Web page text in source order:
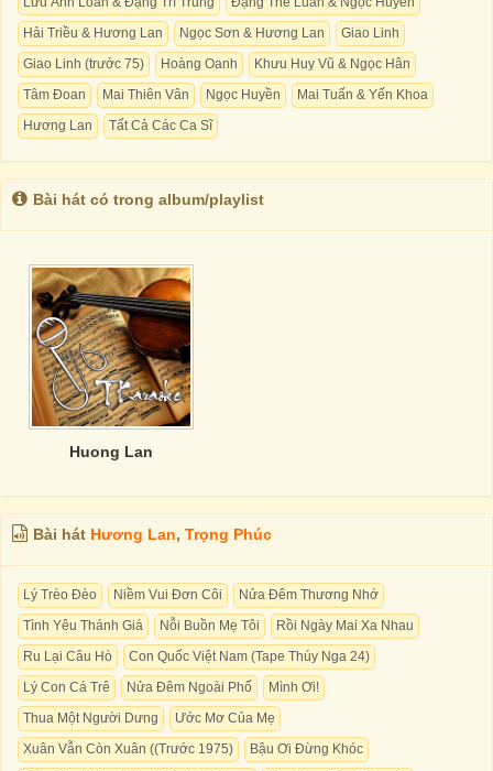
Hải Triều & Hương Lan
Ngọc Sơn & Hương Lan
Giao Linh
Giao Linh (trước 75)
Hoàng Oanh
Khưu Huy Vũ & Ngọc Hân
Tâm Đoan
Mai Thiên Vân Ngọc Huyền
Mai Tuấn & Yến Khoa
Hương Lan
Tất Cả Các Ca Sĩ
Bài hát có trong album/playlist
Huong Lan
Bài hát Hương Lan, Trọng Phúc
Lý Trèo Đèo Niềm Vui Đơn Côi
Nửa Đêm Thương Nhớ
Tình Yêu Thánh Giá
Nỗi Buồn Mẹ Tôi
Rồi Ngày Mai Xa Nhau
Ru Lại Câu Hò
Con Quốc Việt Nam (Tape Thúy Nga 24)
Lý Con Cá Trê
Nửa Đêm Ngoài Phố
Mình Ơi!
Thua Một Người Dưng
Ước Mơ Của Mẹ
Xuân Vẫn Còn Xuân ((Trước 1975)
Bậu Ơi Đừng Khóc